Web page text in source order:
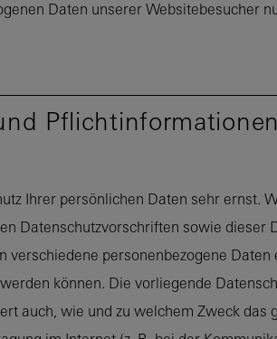
Daten unserer Websitebesucher
Pflichtinformationen
Ihrer persönlichen Daten sehr ernst.
Datenschutzvorschriften sowie dieser
verschiedene personenbezogene
können. Die vorliegende
auch, wie und zu welchem Zweck das